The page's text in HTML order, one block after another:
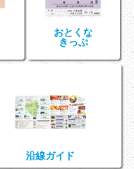
おとくな
きっぷ
沿線ガイド